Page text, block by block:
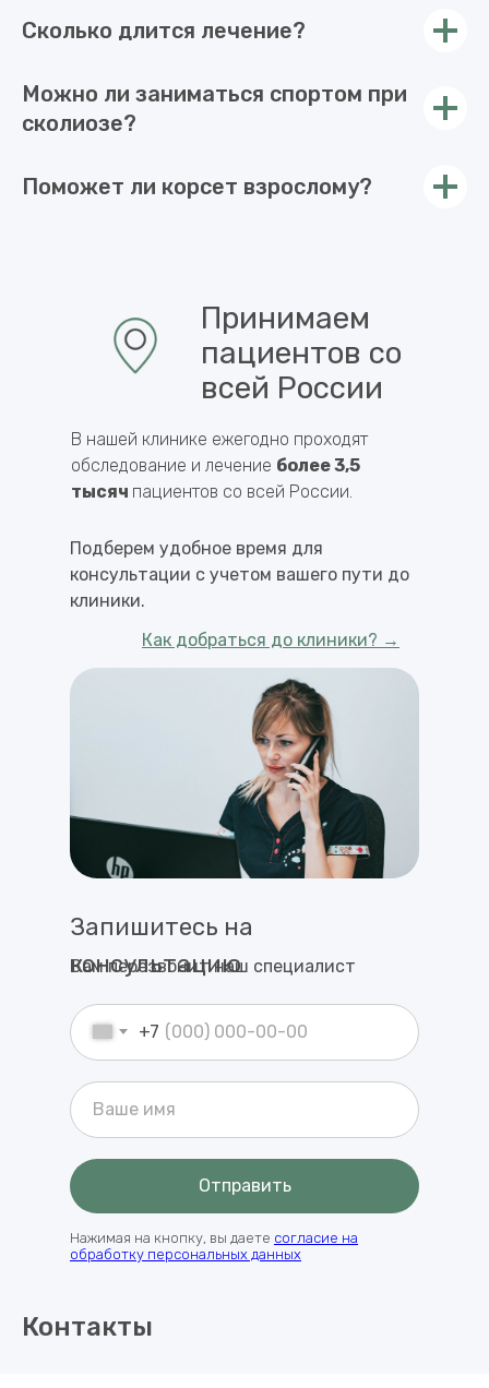
Сколько длится лечение?
Можно ли заниматься спортом при
сколиозе?
Поможет ли корсет взрослому?
+7
Отправить
Нажимая на кнопку, вы даете согласие на
обработку персональных данных
Принимаем
пациентов со
всей России
В нашей клинике ежегодно проходят
обследование и лечение более 3,5
тысяч пациентов со всей России.
Подберем удобное время для
консультации с учетом вашего пути до
клиники.
Запишитесь на
консультацию
Вам перезвонит наш специалист
Как добраться до клиники? →
Контакты